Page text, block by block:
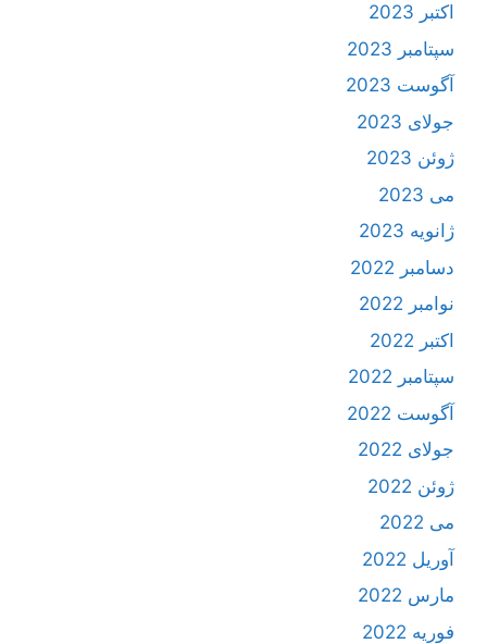
اکتبر 2023
سپتامبر 2023
آگوست 2023
جولای 2023
ژوئن 2023
می 2023
ژانویه 2023
دسامبر 2022
نوامبر 2022
اکتبر 2022
سپتامبر 2022
آگوست 2022
جولای 2022
ژوئن 2022
می 2022
آوریل 2022
مارس 2022
فوریه 2022